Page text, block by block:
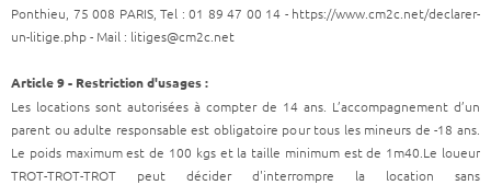
Ponthieu, 75 008 PARIS, Tel : 01 89 47 00 14 - https://www.cm2c.net/declarer-
un-litige.php- Mail : litiges@cm2c.net
Article 9 - Restriction d'usages :
Les locations sont autorisées à compter de 14 ans. L’accompagnement d’un
parent ou adulte responsable est obligatoire pour tous les mineurs de -18 ans.
Le poids maximum est de 100 kgs et la taille minimum est de 1m40.Le loueur
TROT-TROT-TROT peut décider d'interrompre la location sans